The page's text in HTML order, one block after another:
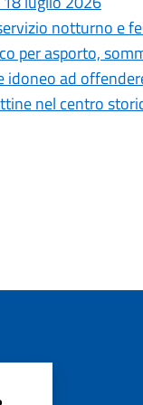
notturno e
per asporto,
idoneo ad
nel centro